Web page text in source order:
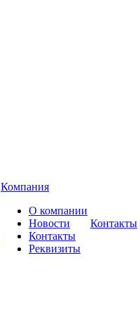
Компания
О компании
Новости
Контакты
Реквизиты
Контакты